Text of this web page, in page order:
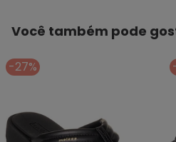
Você também pode
-27%